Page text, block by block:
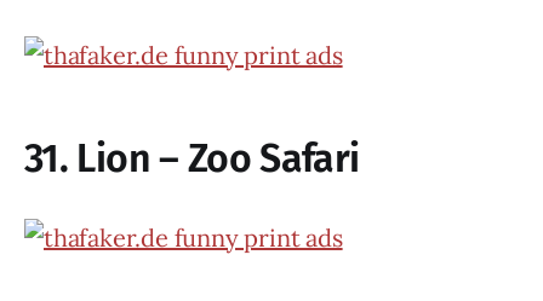
31. Lion – Zoo Safari